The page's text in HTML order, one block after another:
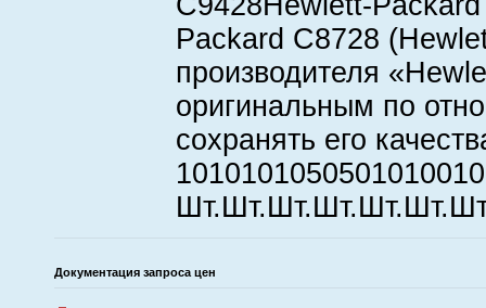
Packard C8728
производителя
оригинальным по
сохранять его
Документация запроса цен